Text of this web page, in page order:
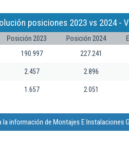
posiciones 2023 vs 2024 -
Posición 2023 Posición 2024
190.997 227.241
2.457 2.896
1.657 2.051
la información de Montajes E Instalaciones